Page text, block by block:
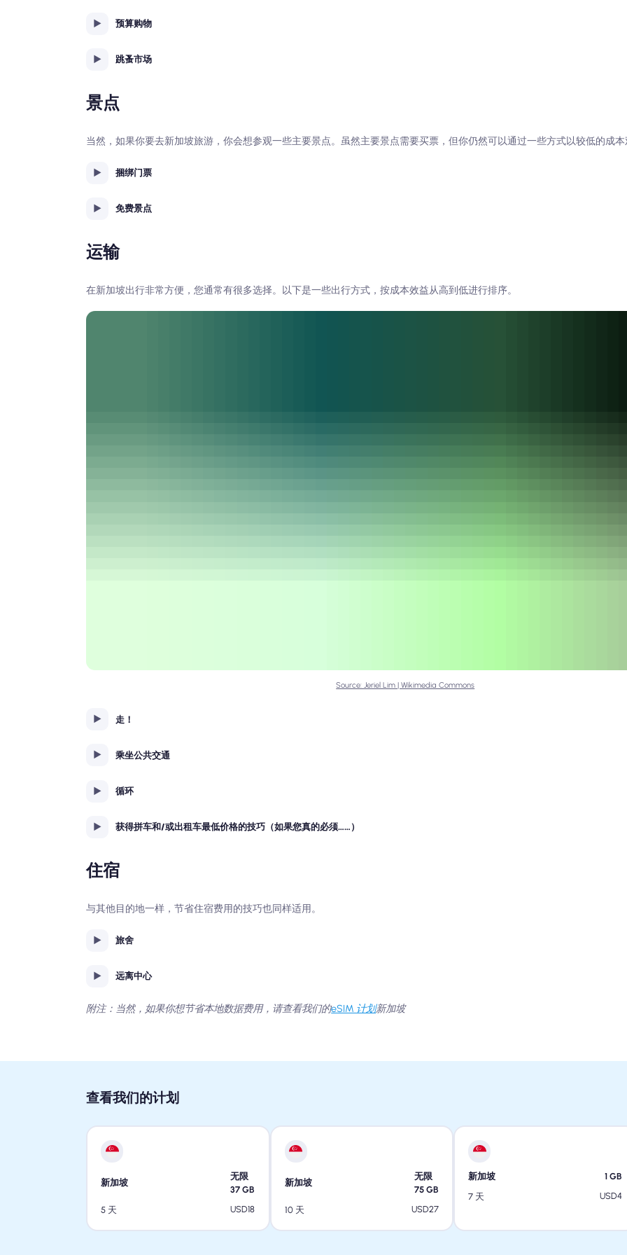
预算购物
跳蚤市场
景点
当然，如果你要去新加坡旅游，你会想参观一些主要景点。虽然主要景点需要买票，但你仍然可以通过一些方式以较低的成
捆绑门票
免费景点
运输
在新加坡出行非常方便，您通常有很多选择。以下是一些出行方式，按成本效益从高到低进行排序。
Source: Jeriel Lim | Wikimedia Commons
走！
乘坐公共交通
循环
获得拼车和/或出租车最低价格的技巧（如果您真的必须……）
住宿
与其他目的地一样，节省住宿费用的技巧也同样适用。
旅舍
远离中心
附注：当然，如果你想节省本地数据费用，请查看我们的eSIM 计划新加坡
查看我们的计划
新加坡
无限
37 GB
5 天
USD18
新加坡
无限
75 GB
10 天
USD27
新加坡 1 GB
7 天
USD4